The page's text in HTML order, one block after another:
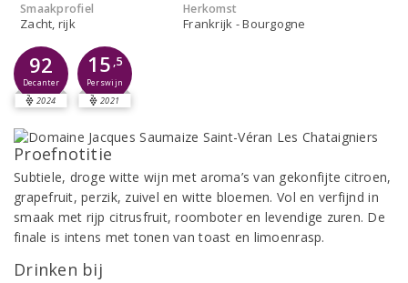
Smaakprofiel
Zacht, rijk
Herkomst
Frankrijk - Bourgogne
92
Decanter
2024
15 ,5
Perswijn
2021
Proefnotitie
Subtiele, droge witte wijn met aroma’s van gekonfijte citroen,
grapefruit, perzik, zuivel en witte bloemen. Vol en verfijnd in
smaak met rijp citrusfruit, roomboter en levendige zuren. De
finale is intens met tonen van toast en limoenrasp.
Drinken bij